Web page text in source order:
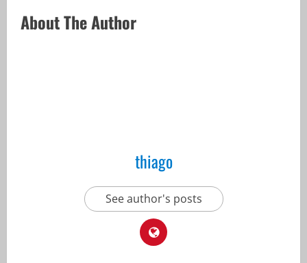
About The Author
thiago
See author's posts